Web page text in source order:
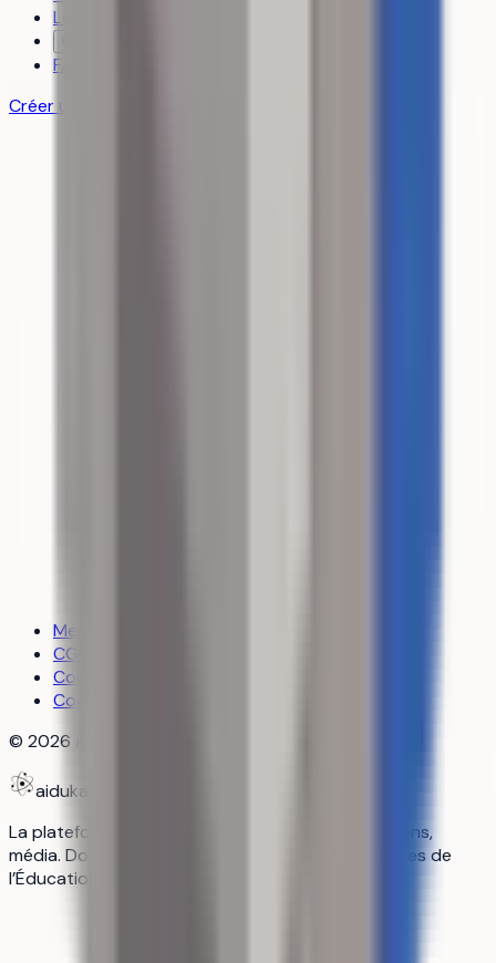
Les classements
FAQ
Créer un compte gratuit
Mentions légales
CGU
Confidentialité
Cookies
© 2026
aiduka
La plateforme n°1 des lycéens : orientation, révisions,
média. Données officielles Parcoursup, programmes de
l’Éducation nationale, sources vérifiées.